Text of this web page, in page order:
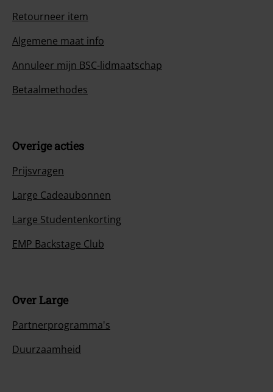
Retourneer item
Algemene maat info
Annuleer mijn BSC-lidmaatschap
Betaalmethodes
Overige acties
Prijsvragen
Large Cadeaubonnen
Large Studentenkorting
EMP Backstage Club
Over Large
Partnerprogramma's
Duurzaamheid